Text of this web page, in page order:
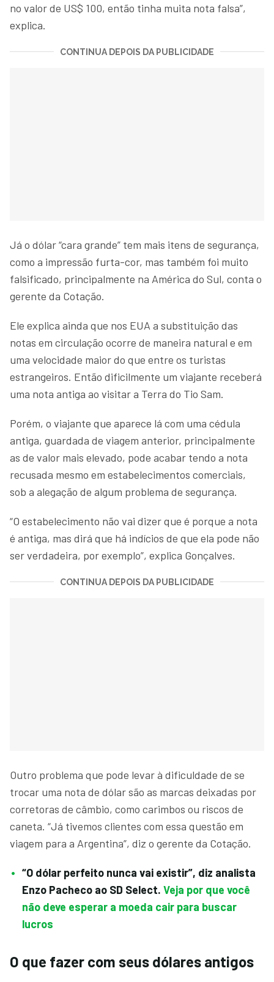
no valor de US$ 100, então tinha muita nota falsa”,
explica.
CONTINUA DEPOIS DA PUBLICIDADE
Já o dólar “cara grande” tem mais itens de segurança,
como a impressão furta-cor, mas também foi muito
falsificado, principalmente na América do Sul, conta o
gerente da Cotação.
Ele explica ainda que nos EUA a substituição das
notas em circulação ocorre de maneira natural e em
uma velocidade maior do que entre os turistas
estrangeiros. Então dificilmente um viajante receberá
uma nota antiga ao visitar a Terra do Tio Sam.
Porém, o viajante que aparece lá com uma cédula
antiga, guardada de viagem anterior, principalmente
as de valor mais elevado, pode acabar tendo a nota
recusada mesmo em estabelecimentos comerciais,
sob a alegação de algum problema de segurança.
“O estabelecimento não vai dizer que é porque a nota
é antiga, mas dirá que há indícios de que ela pode não
ser verdadeira, por exemplo”, explica Gonçalves.
CONTINUA DEPOIS DA PUBLICIDADE
Outro problema que pode levar à dificuldade de se
trocar uma nota de dólar são as marcas deixadas por
corretoras de câmbio, como carimbos ou riscos de
caneta. “Já tivemos clientes com essa questão em
viagem para a Argentina”, diz o gerente da Cotação.
“O dólar perfeito nunca vai existir”, diz analista
Enzo Pacheco ao SD Select. Veja por que você
não deve esperar a moeda cair para buscar
lucros
O que fazer com seus dólares antigos